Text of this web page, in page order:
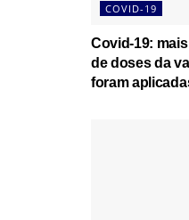
COVID-19
Covid-19:
de doses da
foram